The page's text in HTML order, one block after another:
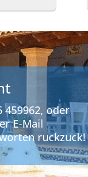
459962, oder
E-Mail
ruckzuck!